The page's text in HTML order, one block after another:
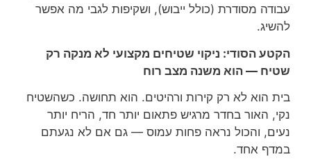
עבודה מסודרת (כולל ייבוש), ושקיפות לגבי מה אפשר
להשיג.
הקטע הסודי: ניקוי שטיחים מקצועי לא מנקה רק
שטיח — הוא משנה מצב רוח
בית הוא לא רק קירות ורהיטים. הוא תחושה. כשהשטיח
נקי, האור בחדר מרגיש פתאום יותר חד, הריח יותר
נעים, והכול נראה פחות עמוס — גם אם לא נגעתם
במדף אחד.